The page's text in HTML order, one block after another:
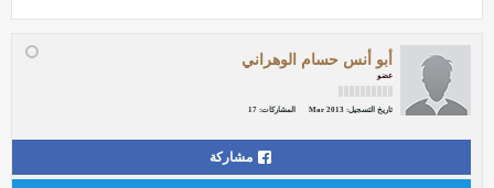
أبو أنس حسام الوهراني
عضو
تاريخ التسجيل: Mar 2013 المشاركات: 17
مشاركة